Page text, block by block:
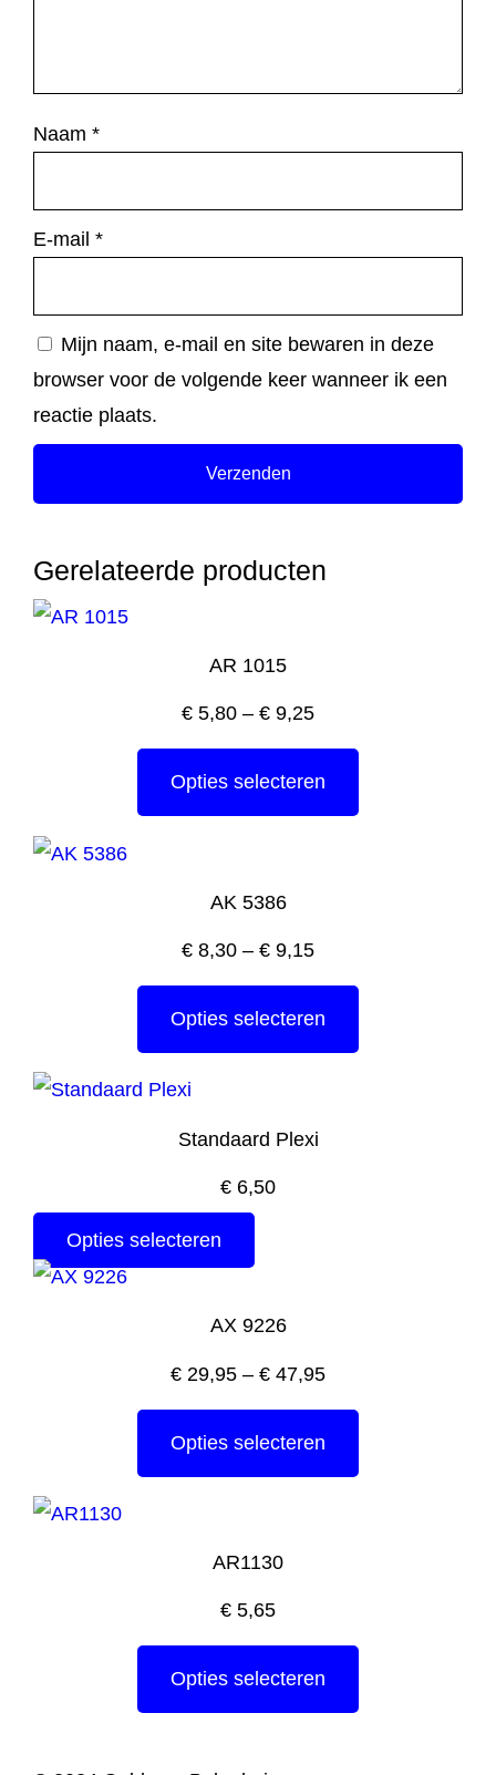
Naam *
E-mail *
Mijn naam, e-mail en site bewaren in deze
browser voor de volgende keer wanneer ik een
reactie plaats.
Gerelateerde producten
AR 1015
€ 5,80 – € 9,25
Opties selecteren
AK 5386
€ 8,30 – € 9,15
Opties selecteren
Standaard Plexi
€ 6,50
Opties selecteren
AX 9226
€ 29,95 – € 47,95
Opties selecteren
AR1130
€ 5,65
Opties selecteren